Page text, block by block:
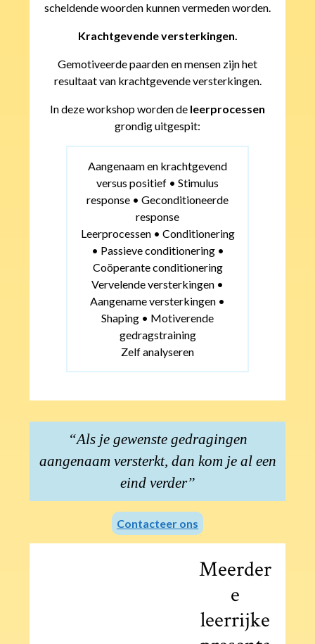
scheldende woorden kunnen vermeden worden.
Krachtgevende versterkingen.
Gemotiveerde paarden en mensen zijn het
resultaat van krachtgevende versterkingen.
In deze workshop worden de leerprocessen
grondig uitgespit:
Aangenaam en krachtgevend
versus positief • Stimulus
response • Geconditioneerde
response
Leerprocessen • Conditionering
• Passieve conditionering •
Coöperante conditionering
Vervelende versterkingen •
Aangename versterkingen •
Shaping • Motiverende
gedragstraining
Zelf analyseren
“Als je gewenste gedragingen
aangenaam versterkt, dan kom je al een
eind verder”
Contacteer ons
Meerder
e
leerrijke